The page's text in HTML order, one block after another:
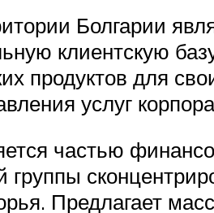
Болгарии
клиентскую
продуктов для
услуг
частью
группы
Предлагает